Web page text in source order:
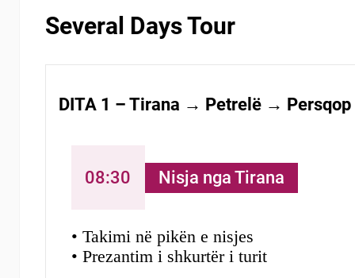
Several Days Tour
DITA 1 – Tirana → Petrelë → Persqop
08:30 Nisja nga Tirana
• Takimi në pikën e nisjes
• Prezantim i shkurtër i turit